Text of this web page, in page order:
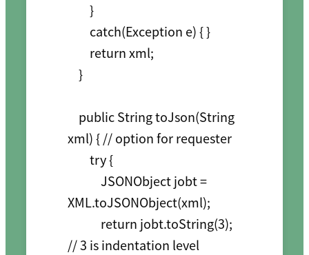
        }
        catch(Exception e) { }
        return xml;
    }
    public String toJson(String
xml) { // option for requester
        try {
            JSONObject jobt =
XML.toJSONObject(xml);
            return jobt.toString(3);
// 3 is indentation level